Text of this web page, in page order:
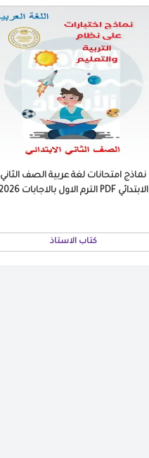
نماذج امتحانات لغة عربية الصف الثاني
الابتدائي PDF الترم الاول بالاجابات 2026
كتاب الاستاذ